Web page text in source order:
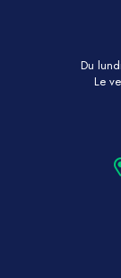
Du
Le